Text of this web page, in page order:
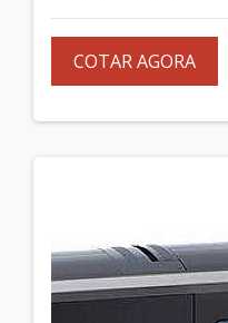
COTAR AGORA